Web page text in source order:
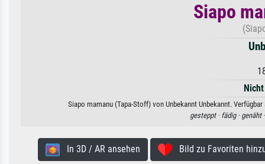
Siapo
Siapo mamanu (Tapa-Stoff) von Unbekannt Unbekannt.
gesteppt · fädig · genäht
In 3D / AR ansehen Bild zu Favoriten